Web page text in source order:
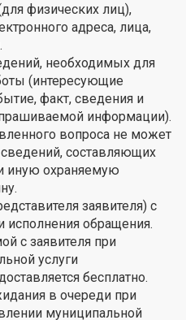
физических лиц),
адреса, лица,
необходимых для
(интересующие
факт, сведения и
информации).
вопроса не может
составляющих
иную охраняемую
заявителя) с
обращения.
с заявителя при
услуги
бесплатно.
в очереди при
муниципальной